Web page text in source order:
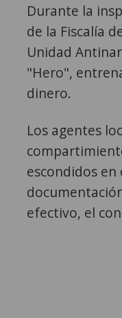
Durante la
de la Fiscalía
Unidad
"Hero",
dinero.
Los agentes
escondidos
efectivo, el